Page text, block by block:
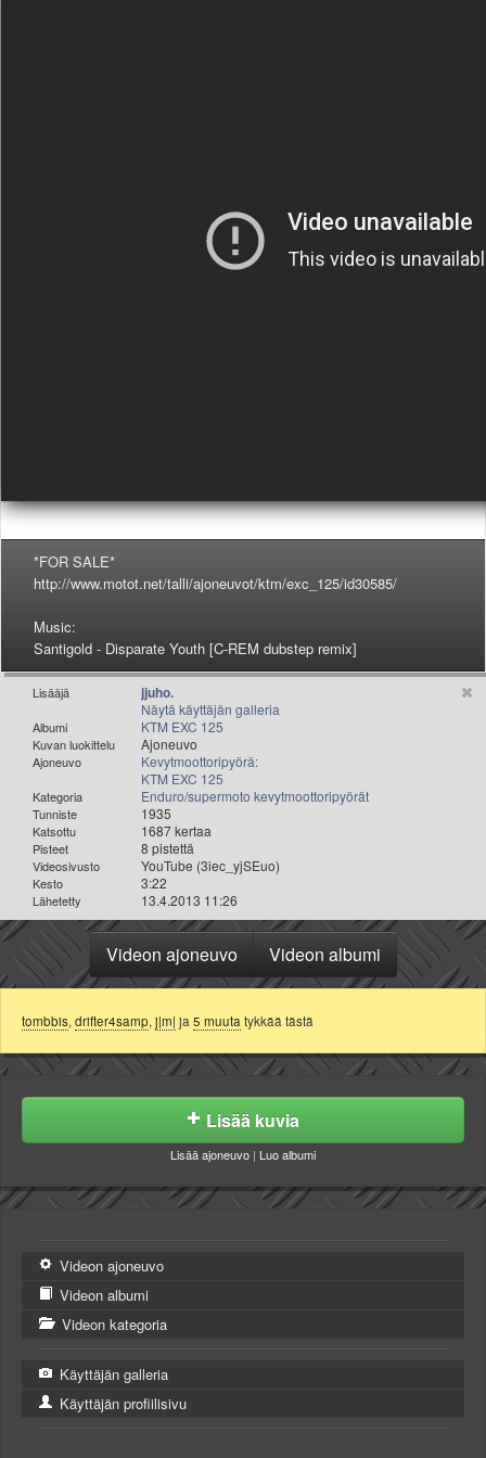
Valitse paikkakunta
Helsingin sää
Turun sää
Kuopion sää
Rovaniemen sää
MUUT
VIP-jäsenyys
Paidat ja vaatteet
Suunnittele oma paita
Palaute
Kevytversio
*FOR SALE*
http://www.motot.net/talli/ajoneuvot/ktm/exc_125/id30585/
Music:
Santigold - Disparate Youth [C-REM dubstep remix]
Lisääjä jjuho.
Näytä käyttäjän galleria
Albumi KTM EXC 125
Kuvan luokittelu Ajoneuvo
Ajoneuvo
Kevytmoottoripyörä:
KTM EXC 125
Kategoria Enduro/supermoto kevytmoottoripyörät
Tunniste 1935
Katsottu 1687 kertaa
Pisteet 8 pistettä
Videosivusto YouTube (3iec_yjSEuo)
Kesto 3:22
Lähetetty 13.4.2013 11:26
Videon ajoneuvo Videon albumi
tombbis, drifter4samp, j|m| ja 5 muuta tykkää tästä
Lisää kuvia
Lisää ajoneuvo | Luo albumi
Videon ajoneuvo
Videon albumi
Videon kategoria
Käyttäjän galleria
Käyttäjän profiilisivu